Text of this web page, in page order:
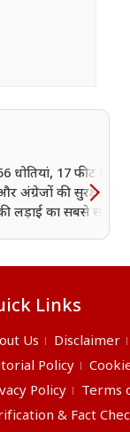
धोतियां, 17 फीट की
अंग्रेजों की सुरक्षा!
लड़ाई का सबसे साहसी
Links
Us Disclaimer
Policy
Policy
Terms
& Fact